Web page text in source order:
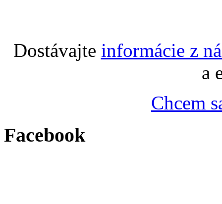
Dostávajte informácie z
a
Chcem
Facebook